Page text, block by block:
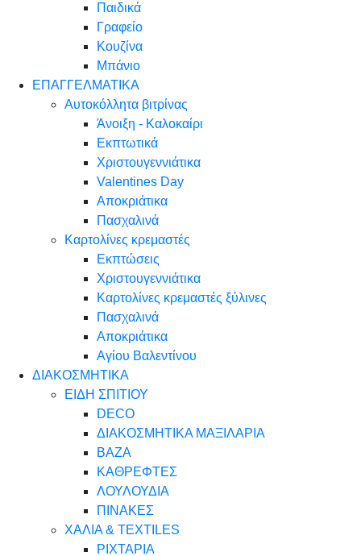
Παιδικά
Γραφείο
Κουζίνα
Μπάνιο
ΕΠΑΓΓΕΛΜΑΤΙΚΑ
Αυτοκόλλητα βιτρίνας
Άνοιξη - Καλοκαίρι
Εκπτωτικά
Χριστουγεννιάτικα
Valentines Day
Αποκριάτικα
Πασχαλινά
Καρτολίνες κρεμαστές
Εκπτώσεις
Χριστουγεννιάτικα
Καρτολίνες κρεμαστές ξύλινες
Πασχαλινά
Αποκριάτικα
Αγίου Βαλεντίνου
ΔΙΑΚΟΣΜΗΤΙΚΑ
ΕΙΔΗ ΣΠΙΤΙΟΥ
DECO
ΔΙΑΚΟΣΜΗΤΙΚΑ ΜΑΞΙΛΑΡΙΑ
ΒΑΖΑ
ΚΑΘΡΕΦΤΕΣ
ΛΟΥΛΟΥΔΙΑ
ΠΙΝΑΚΕΣ
ΧΑΛΙΑ & TEXTILES
ΡΙΧΤΑΡΙΑ